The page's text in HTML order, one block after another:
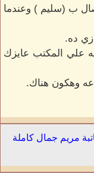
ب (سليم ) وعندما
ده.
علي المكتب عايزك
وهكون هناك.
مريم جمال كاملة